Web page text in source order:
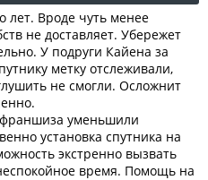
лет. Вроде чуть менее
не доставляет. Убережет
У подруги Кайена за
метку отслеживали,
не смогли. Осложнит
уменьшили
установка спутника на
экстренно вызвать
время. Помощь на